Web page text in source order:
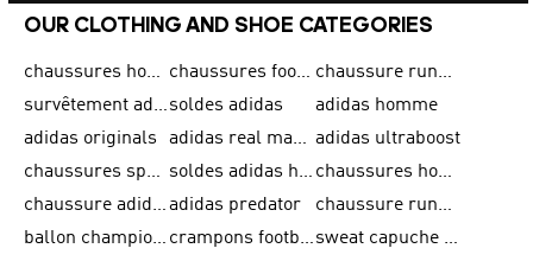
OUR CLOTHING AND SHOE CATEGORIES
chaussures homme adidas original chaussures football adidas
chaussure running homme
survêtement adidas hommesoldes adidas
adidas homme
adidas originals
adidas real madrid adidas ultraboost
chaussures sport adidas
soldes adidas homme
chaussures homme adidas
chaussure adidas original adidas predator
chaussure running adidas femme
ballon champions league
crampons football adidas en promotion
sweat capuche adidas